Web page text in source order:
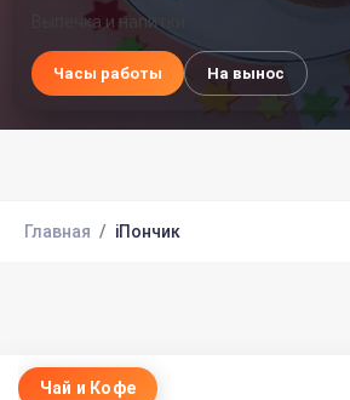
Выпечка и напитки
Часы работы На вынос
Главная iПончик
Чай и Кофе